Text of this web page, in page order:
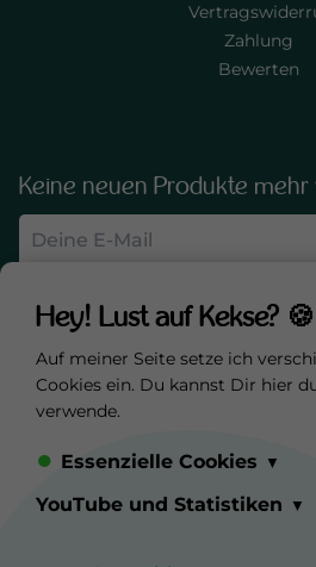
Zahlung
Bewerten
Keine neuen Produkte mehr
Anmelden
Sicher und
Hey! Lust auf Kekse? 🍪
Auf meiner Seite setze ich
Cookies ein. Du kannst Dir hier
verwende.
Essenzielle Cookies
YouTube und Statistiken